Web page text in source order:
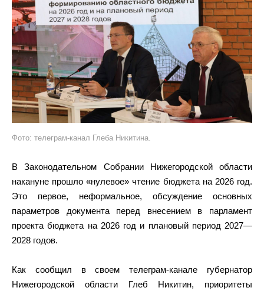
Фото: телеграм-канал Глеба Никитина.
В Законодательном Собрании Нижегородской области
накануне прошло «нулевое» чтение бюджета на 2026 год.
Это первое, неформальное, обсуждение основных
параметров документа перед внесением в парламент
проекта бюджета на 2026 год и плановый период 2027—
2028 годов.
Как сообщил в своем телеграм-канале губернатор
Нижегородской области Глеб Никитин, приоритеты